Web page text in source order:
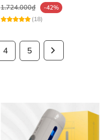
1.724.000₫
-42%
(18)
4 5